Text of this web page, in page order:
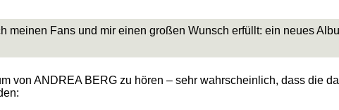
meinen Fans und mir einen großen Wunsch erfüllt: ein neues
von ANDREA BERG zu hören – sehr wahrscheinlich, dass die